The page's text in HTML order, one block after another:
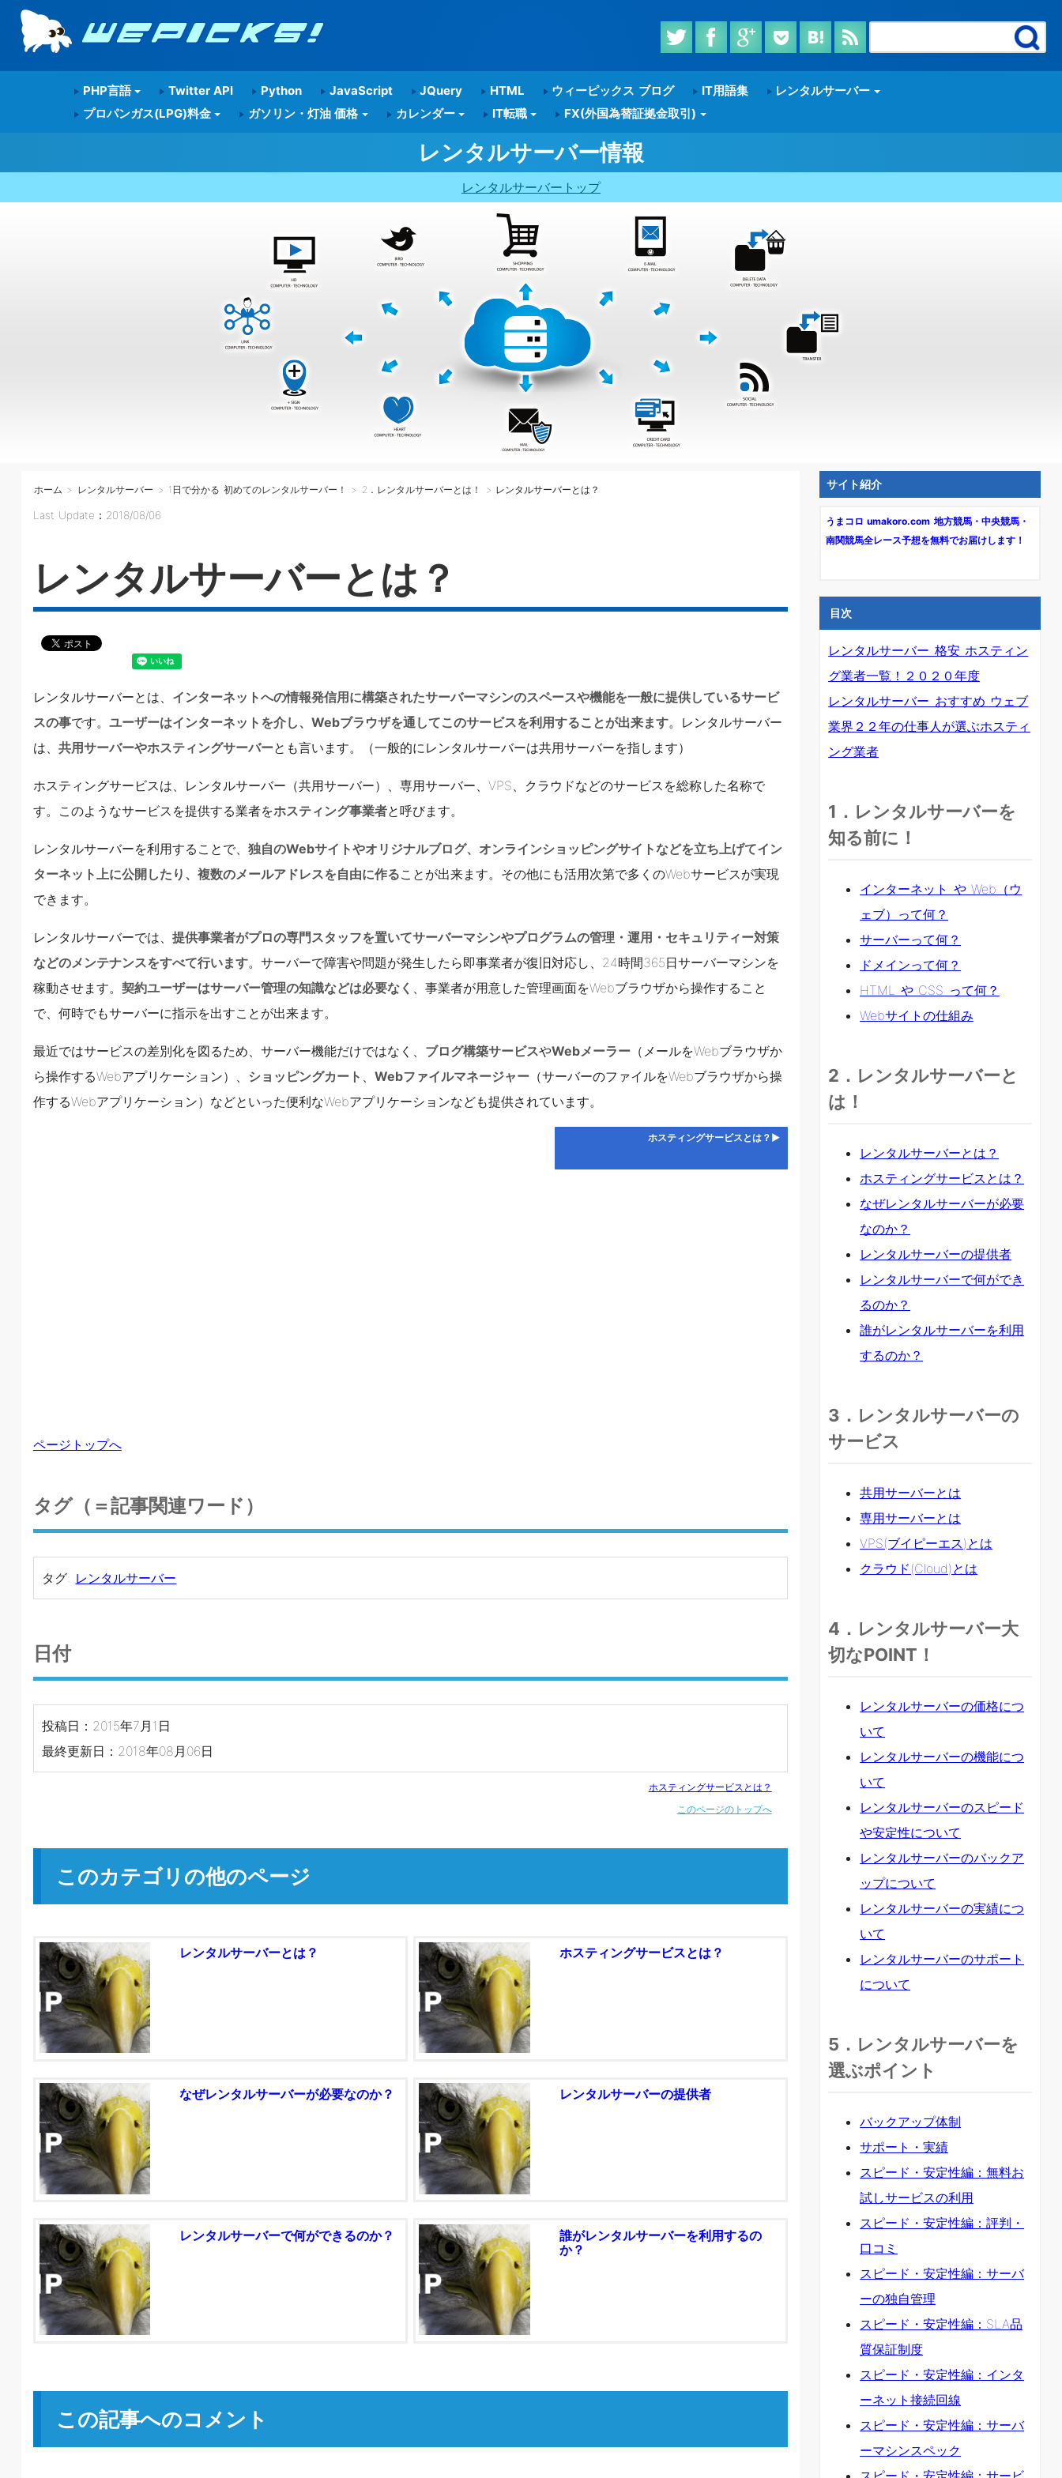
PHP言語 Twitter API Python JavaScript JQuery HTML ウィーピックス ブログ IT用語集
レンタルサーバー
プロパンガス(LPG)料金
ガソリン・灯油 価格 カレンダー IT転職 FX(外国為替証拠金取引)
レンタルサーバー情報
レンタルサーバートップ
ホーム > レンタルサーバー > 1日で分かる 初めてのレンタルサーバー！ > 2．レンタルサーバーとは！ > レンタルサーバーとは？
Last Update：2018/08/06
レンタルサーバーとは？
レンタルサーバーとは、 インターネットへの情報発信用に構築されたサーバーマシンのスペースや機能を一般に提供しているサービ
スの事です。 ユーザーはインターネットを介し、Webブラウザを通してこのサービスを利用することが出来ます。レンタルサーバー
は、 共用サーバーやホスティングサーバーとも言います。（一般的にレンタルサーバーは共用サーバーを指します）
ホスティングサービスは、レンタルサーバー（共用サーバー）、専用サーバー、VPS、クラウドなどのサービスを総称した名称で
す。このようなサービスを提供する業者をホスティング事業者と呼びます。
レンタルサーバーを利用することで、 独自のWebサイトやオリジナルブログ、オンラインショッピングサイトなどを立ち上げてイン
ターネット上に公開したり、複数のメールアドレスを自由に作ることが出来ます。その他にも活用次第で多くのWebサービスが実現
できます。
レンタルサーバーでは、 提供事業者がプロの専門スタッフを置いてサーバーマシンやプログラムの管理・運用・セキュリティー対策
などのメンテナンスをすべて行います。サーバーで障害や問題が発生したら即事業者が復旧対応し、24時間365日サーバーマシンを
稼動させます。 契約ユーザーはサーバー管理の知識などは必要なく 、事業者が用意した管理画面をWebブラウザから操作すること
で、何時でもサーバーに指示を出すことが出来ます。
最近ではサービスの差別化を図るため、サーバー機能だけではなく、 ブログ構築サービスやWebメーラー（メールをWebブラウザか
ら操作するWebアプリケーション）、
ショッピングカート 、 Webファイルマネージャー（サーバーのファイルをWebブラウザから操
作するWebアプリケーション）などといった便利なWebアプリケーションなども提供されています。
ホスティングサービスとは？▶
ページトップへ
タグ（＝記事関連ワード）
タグ: レンタルサーバー
日付
投稿日：2015年7月1日
最終更新日：2018年08月06日
ホスティングサービスとは？
このページのトップへ
このカテゴリの他のページ
レンタルサーバーとは？ ホスティングサービスとは？
なぜレンタルサーバーが必要なのか？ レンタルサーバーの提供者
レンタルサーバーで何ができるのか？
誰がレンタルサーバーを利用するの
か？
この記事へのコメント
サイト紹介
うまコロ umakoro.com 地方競馬・中央競馬・
南関競馬全レース予想を無料でお届けします！
目次
レンタルサーバー 格安 ホスティン
グ業者一覧！２０２０年度
レンタルサーバー おすすめ ウェブ
業界２２年の仕事人が選ぶホスティ
ング業者
1．レンタルサーバーを
知る前に！
インターネット や Web（ウ
ェブ）って何？
サーバーって何？
ドメインって何？
HTML や CSS って何？
Webサイトの仕組み
2．レンタルサーバーと
は！
レンタルサーバーとは？
ホスティングサービスとは？
なぜレンタルサーバーが必要
なのか？
レンタルサーバーの提供者
レンタルサーバーで何ができ
るのか？
誰がレンタルサーバーを利用
するのか？
3．レンタルサーバーの
サービス
共用サーバーとは
専用サーバーとは
VPS(ブイピーエス)とは
クラウド(Cloud)とは
4．レンタルサーバー大
切なPOINT！
レンタルサーバーの価格につ
いて
レンタルサーバーの機能につ
いて
レンタルサーバーのスピード
や安定性について
レンタルサーバーのバックア
ップについて
レンタルサーバーの実績につ
いて
レンタルサーバーのサポート
について
5．レンタルサーバーを
選ぶポイント
バックアップ体制
サポート・実績
スピード・安定性編：無料お
試しサービスの利用
スピード・安定性編：評判・
口コミ
スピード・安定性編：サーバ
ーの独自管理
スピード・安定性編：SLA品
質保証制度
スピード・安定性編：インタ
ーネット接続回線
スピード・安定性編：サーバ
ーマシンスペック